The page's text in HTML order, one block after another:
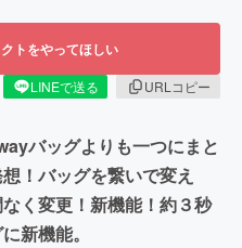
トをやってほしい
LINEで送る
URLコピー
バッグよりも一つにまと
！バッグを繋いで変え
く変更！新機能！約３秒
新機能。